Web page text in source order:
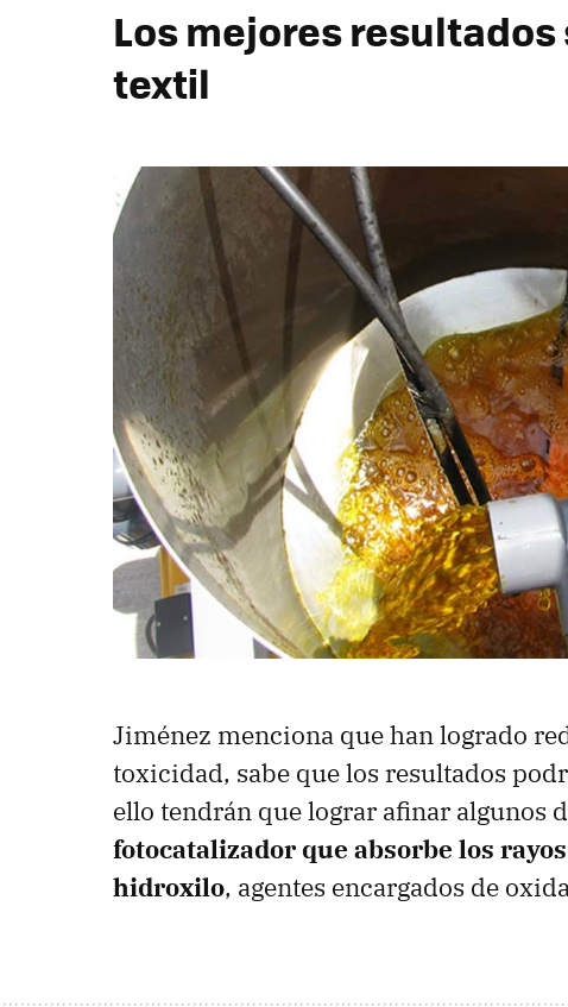
Los mejores
textil
Jiménez menciona que han logrado
toxicidad, sabe que los resultados
ello tendrán que lograr afinar algunos
fotocatalizador que absorbe los
hidroxilo, agentes encargados de